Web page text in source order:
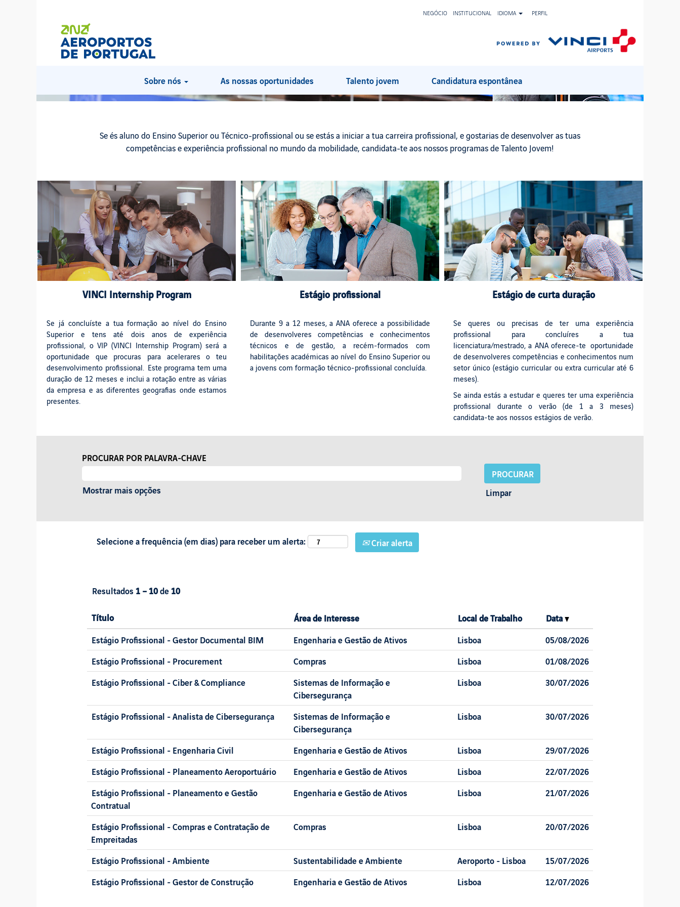
NEGÓCIO INSTITUCIONAL IDIOMA PERFIL
Sobre nós As nossas oportunidades Talento jovem Candidatura espontânea
Se és aluno do Ensino Superior ou Técnico-profissional ou se estás a iniciar a tua carreira profissional, e gostarias de desenvolver as tuas
competências e experiência profissional no mundo da mobilidade, candidata-te aos nossos programas de Talento Jovem!
VINCI Internship Program
Se já concluíste a tua formação ao nível do Ensino
Superior e tens até dois anos de experiência
profissional, o VIP (VINCI Internship Program) será a
oportunidade que procuras para acelerares o teu
desenvolvimento profissional. Este programa tem uma
duração de 12 meses e inclui a rotação entre as várias
da empresa e as diferentes geografias onde estamos
presentes.
Estágio profissional
Durante 9 a 12 meses, a ANA oferece a possibilidade
de desenvolveres competências e conhecimentos
técnicos e de gestão, a recém-formados com
habilitações académicas ao nível do Ensino Superior ou
a jovens com formação técnico-profissional concluída.
Estágio de curta duração
Se queres ou precisas de ter uma experiência
profissional para concluíres a tua
licenciatura/mestrado, a ANA oferece-te oportunidade
de desenvolveres competências e conhecimentos num
setor único (estágio curricular ou extra curricular até 6
meses).
Se ainda estás a estudar e queres ter uma experiência
profissional durante o verão (de 1 a 3 meses)
candidata-te aos nossos estágios de verão.
PROCURAR POR PALAVRA-CHAVE
Mostrar mais opções Limpar
Selecione a frequência (em dias) para receber um alerta: Criar alerta
Resultados 1 – 10de10
Título Área de Interesse Local de Trabalho
Data
Estágio Profissional - Gestor Documental BIM
Engenharia e Gestão de Ativos Lisboa
05/08/2026
Estágio Profissional - Procurement
Compras Lisboa
01/08/2026
Estágio Profissional - Ciber & Compliance
Sistemas de Informação e
Cibersegurança
Lisboa 30/07/2026
Estágio Profissional - Analista de Cibersegurança
Sistemas de Informação e
Cibersegurança
Lisboa 30/07/2026
Estágio Profissional - Engenharia Civil Engenharia e Gestão de Ativos Lisboa
29/07/2026
Estágio Profissional - Planeamento Aeroportuário
Engenharia e Gestão de Ativos Lisboa
22/07/2026
Estágio Profissional - Planeamento e Gestão
Contratual
Engenharia e Gestão de Ativos Lisboa 21/07/2026
Estágio Profissional - Compras e Contratação de
Empreitadas
Compras Lisboa 20/07/2026
Estágio Profissional - Ambiente Sustentabilidade e Ambiente Aeroporto - Lisboa
15/07/2026
Estágio Profissional - Gestor de Construção
Engenharia e Gestão de Ativos Lisboa 12/07/2026